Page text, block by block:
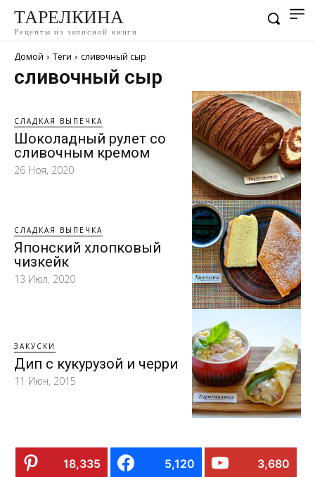
ТАРЕЛКИНА
Рецепты из записной книги
Домой Теги сливочный сыр
сливочный сыр
СЛАДКАЯ ВЫПЕЧКА
Шоколадный рулет со
сливочным кремом
26 Ноя, 2020
СЛАДКАЯ ВЫПЕЧКА
Японский хлопковый
чизкейк
13 Июл, 2020
ЗАКУСКИ
Дип с кукурузой и черри
11 Июн, 2015
18,335 5,120 3,680